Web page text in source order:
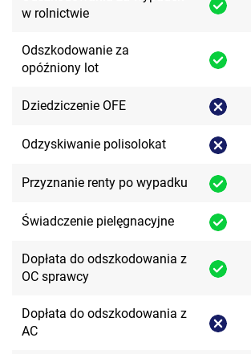
w rolnictwie
Odszkodowanie za
opóźniony lot
Dziedziczenie OFE
Odzyskiwanie polisolokat
Przyznanie renty po wypadku
Świadczenie pielęgnacyjne
Dopłata do odszkodowania z
OC sprawcy
Dopłata do odszkodowania z
AC